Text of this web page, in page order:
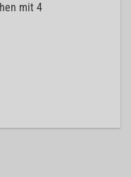
mit 4